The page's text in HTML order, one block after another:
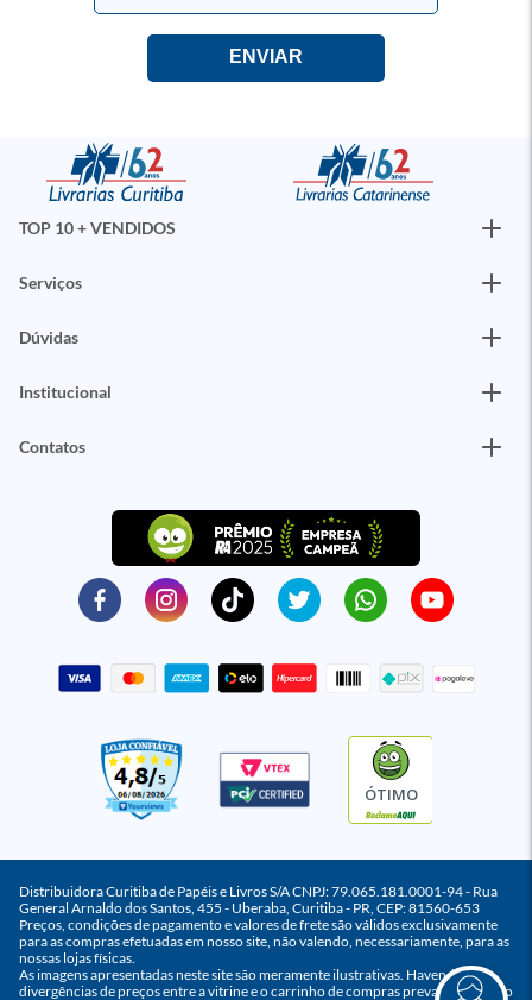
TOP 10 + VENDIDOS
Serviços
Dúvidas
Institucional
Contatos
ÓTIMO
Distribuidora Curitiba de Papéis e Livros S/A CNPJ: 79.065.181.0001-94 - Rua
General Arnaldo dos Santos, 455 - Uberaba, Curitiba - PR, CEP: 81560-653
Preços, condições de pagamento e valores de frete são válidos exclusivamente
para as compras efetuadas em nosso site, não valendo, necessariamente, para as
nossas lojas físicas.
As imagens apresentadas neste site são meramente ilustrativas. Havendo
divergências de preços entre a vitrine e o carrinho de compras prevalece o preço